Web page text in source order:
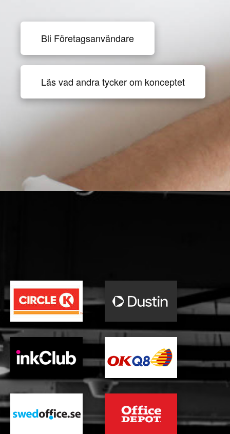
Bli Företagsanvändare
Läs vad andra tycker om konceptet